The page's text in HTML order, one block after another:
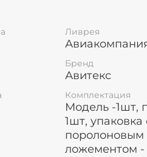
Ливрея
Бренд
Авитекс
Комплектация
Модель -1шт,
1шт, упаковка
поролоновым
ложементом -